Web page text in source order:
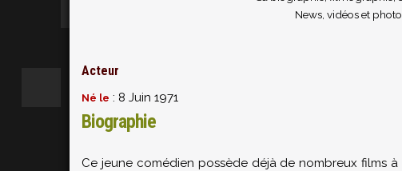
News, vidéos et
Acteur
Né le : 8 Juin 1971
Biographie
Ce jeune comédien possède déjà de nombreux films